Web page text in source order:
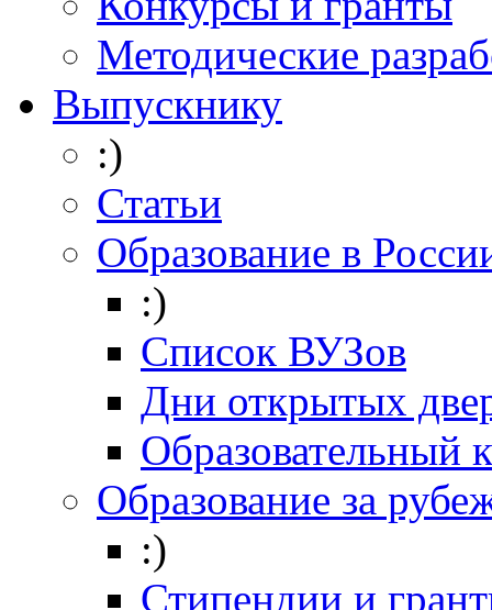
Методические
Выпускнику
:)
Статьи
Образование в
:)
Список ВУЗов
Дни открытых
Образовательный
Образование за
:)
Стипендии и